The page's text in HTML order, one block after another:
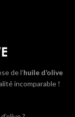
de l’huile d’olive
incomparable !